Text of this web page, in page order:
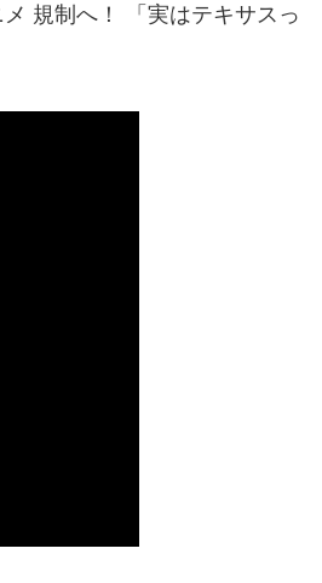
規制へ！ 「実はテキサスっ